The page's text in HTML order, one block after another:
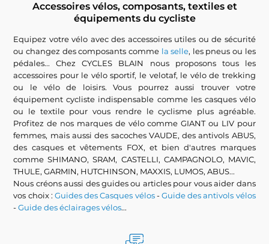
Accessoires vélos, composants, textiles et
équipements du cycliste
Equipez votre vélo avec des accessoires utiles ou de sécurité
ou changez des composants comme la selle, les pneus ou les
pédales... Chez CYCLES BLAIN nous proposons tous les
accessoires pour le vélo sportif, le velotaf, le vélo de trekking
ou le vélo de loisirs. Vous pourrez aussi trouver votre
équipement cycliste indispensable comme les casques vélo
ou le textile pour vous rendre le cyclisme plus agréable.
Profitez de nos marques de vélo comme GIANT ou LIV pour
femmes, mais aussi des sacoches VAUDE, des antivols ABUS,
des casques et vêtements FOX, et bien d'autres marques
comme SHIMANO, SRAM, CASTELLI, CAMPAGNOLO, MAVIC,
THULE, GARMIN, HUTCHINSON, MAXXIS, LUMOS, ABUS...
Nous créons aussi des guides ou articles pour vous aider dans
vos choix :Guides des Casques vélos-Guide des antivols vélos
-Guide des éclairages vélos...